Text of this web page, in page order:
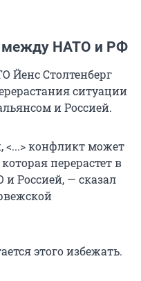
между НАТО и РФ
Йенс Столтенберг
ситуации
и Россией.
<...> конфликт может
перерастет в
Россией, — сказал
этого избежать.